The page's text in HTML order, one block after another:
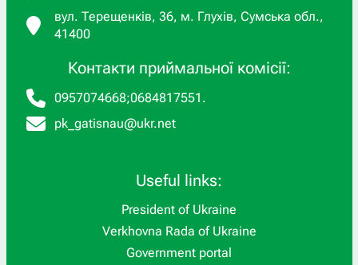
вул. Терещенків, 36, м. Глухів, Сумська обл.,
41400
Контакти приймальної комісії:
0957074668;0684817551 .
pk_gatisnau@ukr.net
Useful links:
President of Ukraine
Verkhovna Rada of Ukraine
Government portal